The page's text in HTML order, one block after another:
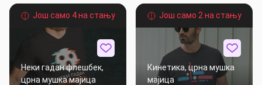
Још само 4 на стању
Неки гадан флешбек,
црна мушка мајица
Још само 2 на стању
Кинетика, црна мушка
мајица